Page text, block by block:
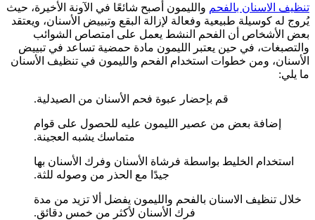
تنظيف الاسنان بالفحم والليمون أصبح شائعًا في الآونة الأخيرة، حيث
يُروج له كوسيلة طبيعية وفعالة لإزالة البقع وتبييض الأسنان، ويعتقد
بعض الأشخاص أن الفحم النشط يعمل على امتصاص الشوائب
والتصبغات، في حين يعتبر الليمون مادة حمضية تساعد في تبييض
الأسنان، ومن خطوات استخدام الفحم والليمون في تنظيف الأسنان
ما يلي:
قم بإحضار عبوة فحم الأسنان من الصيدلية.
إضافة بعض من عصير الليمون عليه للحصول على قوام
متماسك يشبه العجينة.
استخدام الخليط بواسطة فرشاة الأسنان وفرك الأسنان بها
جيدًا مع الحذر من وصوله للثة.
خلال تنظيف الاسنان بالفحم والليمون يفضل ألا تزيد من مدة
فرك الأسنان لأكثر من خمس دقائق.